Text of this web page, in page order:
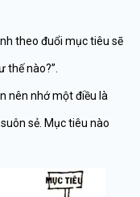
theo đuổi mục tiêu sẽ
thế nào?”.
nên nhớ một điều là
sẻ. Mục tiêu nào